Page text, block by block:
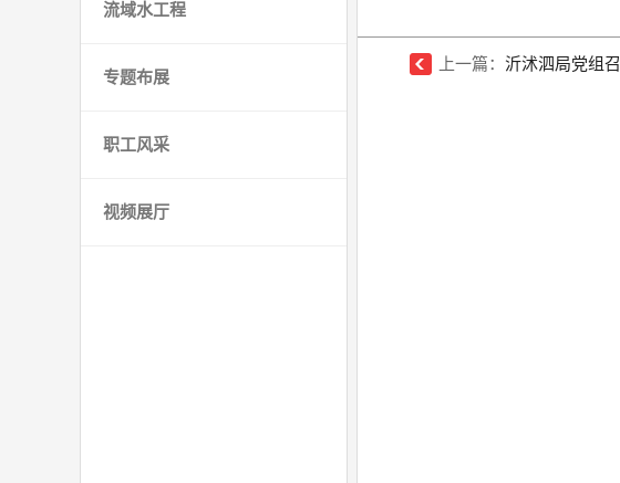
流域水工程
专题布展
职工风采
视频展厅
上一篇： 沂沭泗局党组